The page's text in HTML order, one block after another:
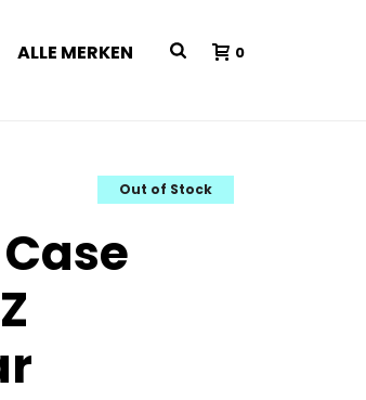
ALLE MERKEN 0
Out of Stock